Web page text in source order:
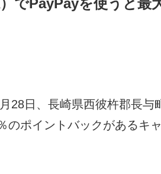
でPayPayを使うと最
28日、長崎県西彼杵郡長与
のポイントバックがあるキ